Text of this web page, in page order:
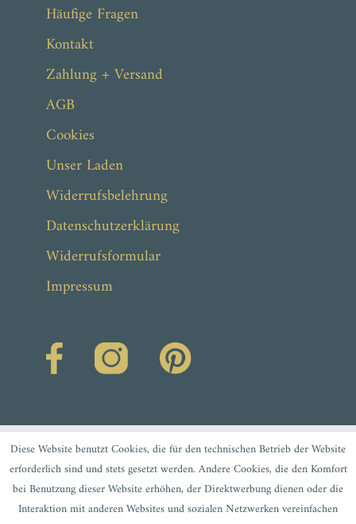
Häufige Fragen
Kontakt
Zahlung + Versand
AGB
Cookies
Unser Laden
Widerrufsbelehrung
Datenschutzerklärung
Widerrufsformular
Impressum
Diese Website benutzt Cookies, die für den technischen Betrieb der Website
erforderlich sind und stets gesetzt werden. Andere Cookies, die den Komfort
bei Benutzung dieser Website erhöhen, der Direktwerbung dienen oder die
Interaktion mit anderen Websites und sozialen Netzwerken vereinfachen